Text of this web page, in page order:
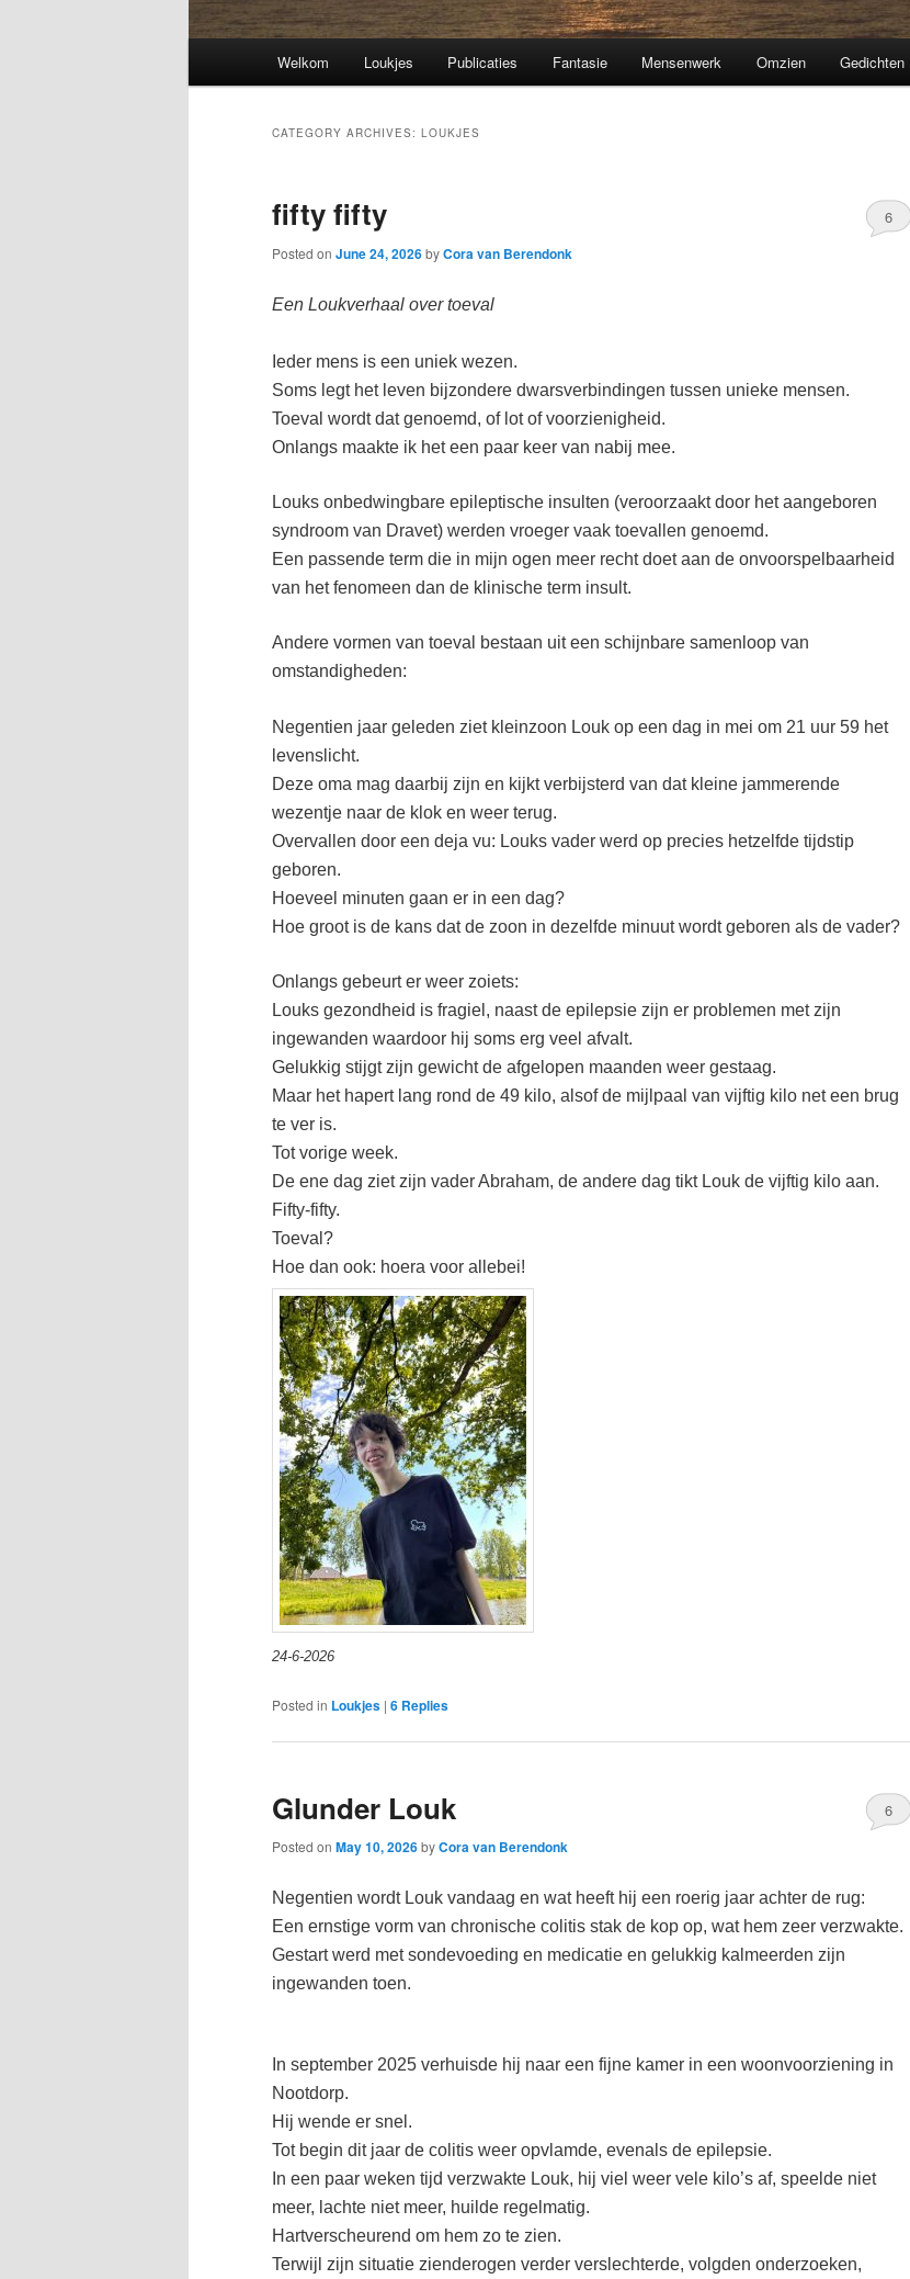
Welkom Loukjes Publicaties Fantasie Mensenwerk Omzien Gedichten
CATEGORY ARCHIVES: LOUKJES
fifty fifty
Posted on June 24, 2026byCora van Berendonk
6
Een Loukverhaal over toeval
Ieder mens is een uniek wezen.
Soms legt het leven bijzondere dwarsverbindingen tussen unieke mensen.
Toeval wordt dat genoemd, of lot of voorzienigheid.
Onlangs maakte ik het een paar keer van nabij mee.
Louks onbedwingbare epileptische insulten (veroorzaakt door het aangeboren
syndroom van Dravet) werden vroeger vaak toevallen genoemd.
Een passende term die in mijn ogen meer recht doet aan de onvoorspelbaarheid
van het fenomeen dan de klinische term insult.
Andere vormen van toeval bestaan uit een schijnbare samenloop van
omstandigheden:
Negentien jaar geleden ziet kleinzoon Louk op een dag in mei om 21 uur 59 het
levenslicht.
Deze oma mag daarbij zijn en kijkt verbijsterd van dat kleine jammerende
wezentje naar de klok en weer terug.
Overvallen door een deja vu: Louks vader werd op precies hetzelfde tijdstip
geboren.
Hoeveel minuten gaan er in een dag?
Hoe groot is de kans dat de zoon in dezelfde minuut wordt geboren als de vader?
Onlangs gebeurt er weer zoiets:
Louks gezondheid is fragiel, naast de epilepsie zijn er problemen met zijn
ingewanden waardoor hij soms erg veel afvalt.
Gelukkig stijgt zijn gewicht de afgelopen maanden weer gestaag.
Maar het hapert lang rond de 49 kilo, alsof de mijlpaal van vijftig kilo net een brug
te ver is.
Tot vorige week.
De ene dag ziet zijn vader Abraham, de andere dag tikt Louk de vijftig kilo aan.
Fifty-fifty.
Toeval?
Hoe dan ook: hoera voor allebei!
24-6-2026
Posted in Loukjes | 6 Replies
Glunder Louk
Posted on May 10, 2026byCora van Berendonk
6
Negentien wordt Louk vandaag en wat heeft hij een roerig jaar achter de rug:
Een ernstige vorm van chronische colitis stak de kop op, wat hem zeer verzwakte.
Gestart werd met sondevoeding en medicatie en gelukkig kalmeerden zijn
ingewanden toen.
In september 2025 verhuisde hij naar een fijne kamer in een woonvoorziening in
Nootdorp.
Hij wende er snel.
Tot begin dit jaar de colitis weer opvlamde, evenals de epilepsie.
In een paar weken tijd verzwakte Louk, hij viel weer vele kilo’s af, speelde niet
meer, lachte niet meer, huilde regelmatig.
Hartverscheurend om hem zo te zien.
Terwijl zijn situatie zienderogen verder verslechterde, volgden onderzoeken,